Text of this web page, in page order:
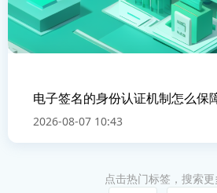
电子签名的身份认证机制怎么保
2026-08-07 10:43
点击热门标签，搜索